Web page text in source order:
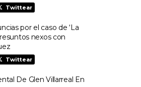
Twittear
por el caso de ‘La
nexos con
Twittear
De Glen Villarreal En